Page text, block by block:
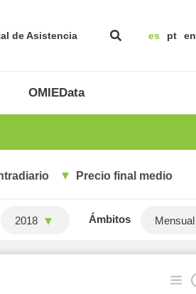
de Asistencia es pt en
OMIEData
Precio final medio
2018 Ámbitos Mensual